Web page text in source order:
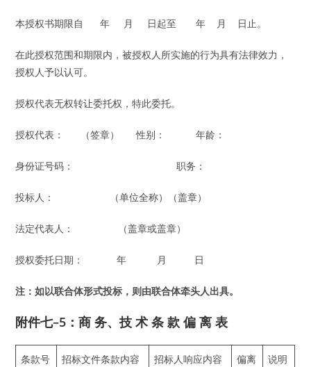
本授权书期限自 年 月 日起至 年 月 日止。
在此授权范围和期限内，被授权人所实施的行为具有法律效力，
授权人予以认可。
授权代表无权转让委托权，特此委托。
授权代表： （签章） 性别： 年龄：
身份证号码： 职务：
投标人： （单位全称）（盖章）
法定代表人： （盖章或盖章）
授权委托日期： 年 月 日
注：如以联合体形式投标 ， 则由联合体牵头人出具。
附件七–5：商 务、技 术 条 款 偏 离 表
条款号 招标文件条款内容 招标人响应内容 偏离 说明